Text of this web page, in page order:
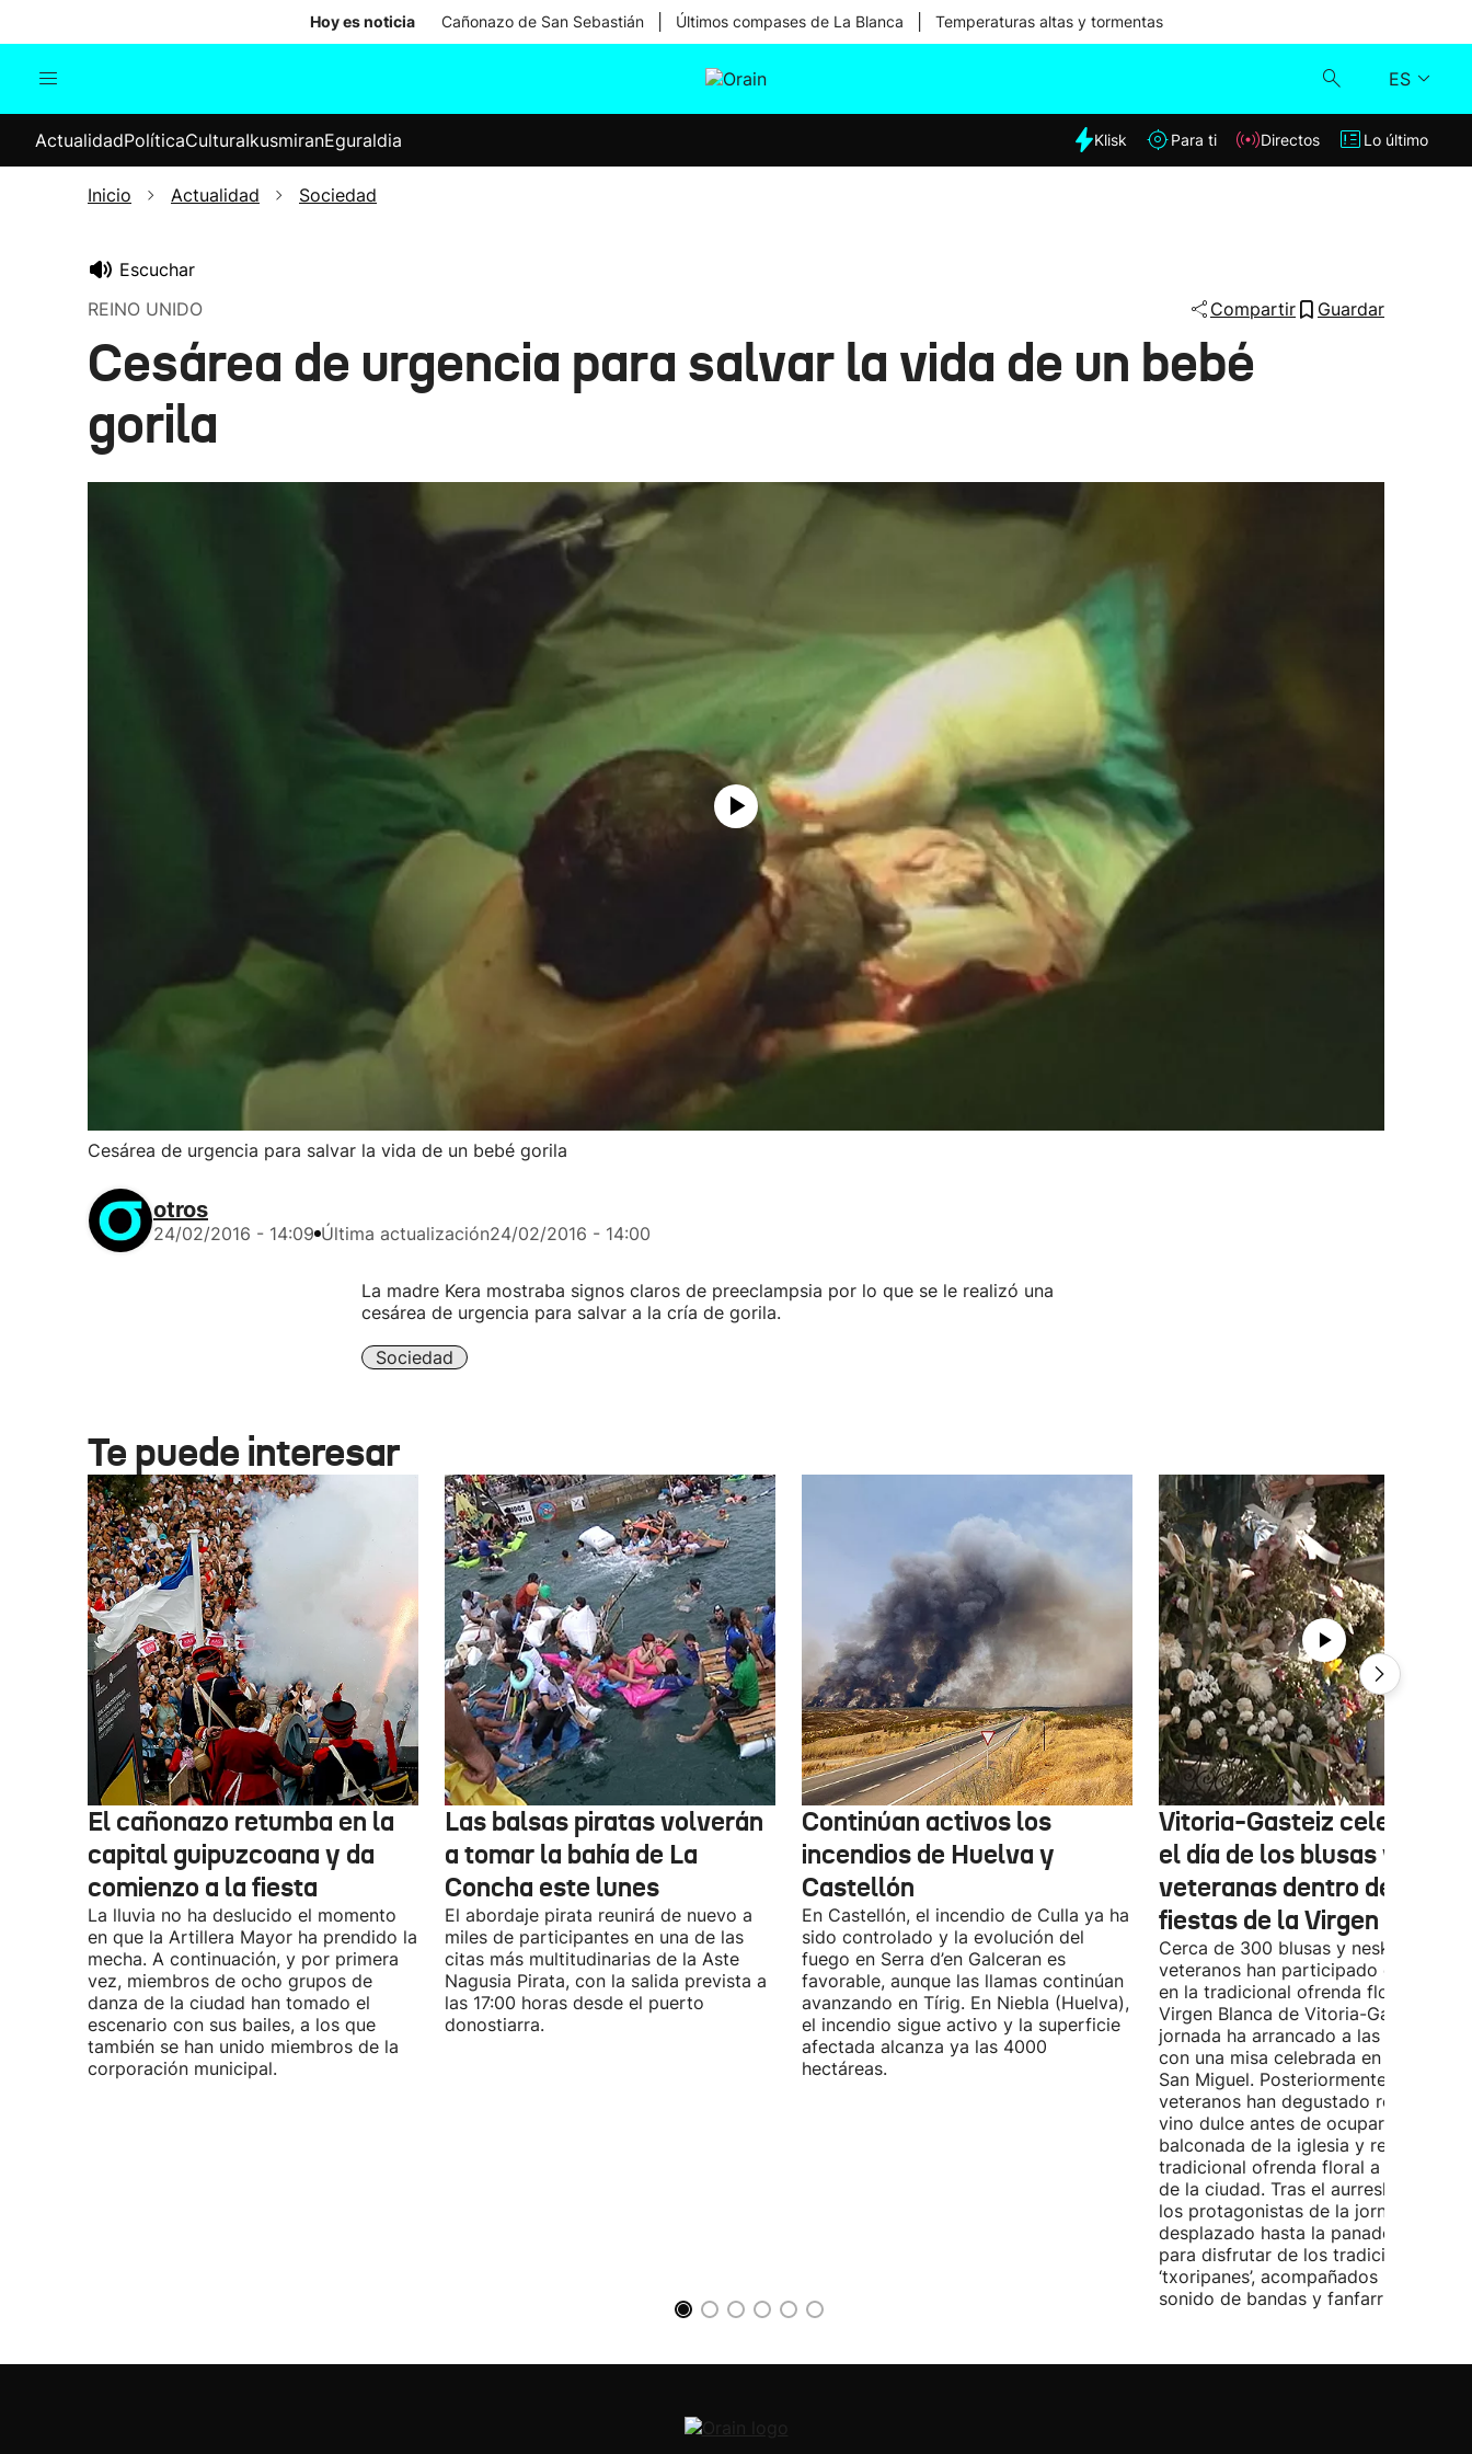
Hoy es noticia Cañonazo de San Sebastián Últimos compases de La Blanca Temperaturas altas y tormentas
ES
Internacional
Elecciones
Klisk
ActualidadPolíticaCulturaIkusmiranEguraldia Klisk Para ti Directos Lo último
Inicio Actualidad Sociedad
Escuchar
REINO UNIDO
Compartir Guardar
Cesárea de urgencia para salvar la vida de un bebé
gorila
Cesárea de urgencia para salvar la vida de un bebé gorila
otros
24/02/2016 - 14:09 Última actualización24/02/2016 - 14:00
La madre Kera mostraba signos claros de preeclampsia por lo que se le realizó una
cesárea de urgencia para salvar a la cría de gorila.
Sociedad
Te puede interesar
El cañonazo retumba en la
capital guipuzcoana y da
comienzo a la fiesta
La lluvia no ha deslucido el momento
en que la Artillera Mayor ha prendido la
mecha. A continuación, y por primera
vez, miembros de ocho grupos de
danza de la ciudad han tomado el
escenario con sus bailes, a los que
también se han unido miembros de la
corporación municipal.
Las balsas piratas volverán
a tomar la bahía de La
Concha este lunes
El abordaje pirata reunirá de nuevo a
miles de participantes en una de las
citas más multitudinarias de la Aste
Nagusia Pirata, con la salida prevista a
las 17:00 horas desde el puerto
donostiarra.
Continúan activos los
incendios de Huelva y
Castellón
En Castellón, el incendio de Culla ya ha
sido controlado y la evolución del
fuego en Serra d’en Galceran es
favorable, aunque las llamas continúan
avanzando en Tírig. En Niebla (Huelva),
el incendio sigue activo y la superficie
afectada alcanza ya las 4000
hectáreas.
Vitoria-Gasteiz celebra
el día de los blusas y
veteranas dentro de las
fiestas de la Virgen Blanca
Cerca de 300 blusas y neskas
veteranos han participado este
en la tradicional ofrenda floral a la
Virgen Blanca de Vitoria-Gasteiz. La
jornada ha arrancado a las 9:00
con una misa celebrada en la iglesia
San Miguel. Posteriormente, los
veteranos han degustado rosquillas y
vino dulce antes de ocupar la
balconada de la iglesia y realizar la
tradicional ofrenda floral a la patrona
de la ciudad. Tras el aurresku de
los protagonistas de la jornada se
desplazado hasta la panadería
para disfrutar de los tradicionales
‘txoripanes’, acompañados por el
sonido de bandas y fanfarrias.